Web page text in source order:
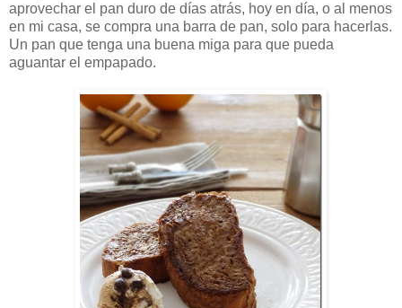
aprovechar el pan duro de días atrás, hoy en día, o al menos
en mi casa, se compra una barra de pan, solo para hacerlas.
Un pan que tenga una buena miga para que pueda
aguantar el empapado.